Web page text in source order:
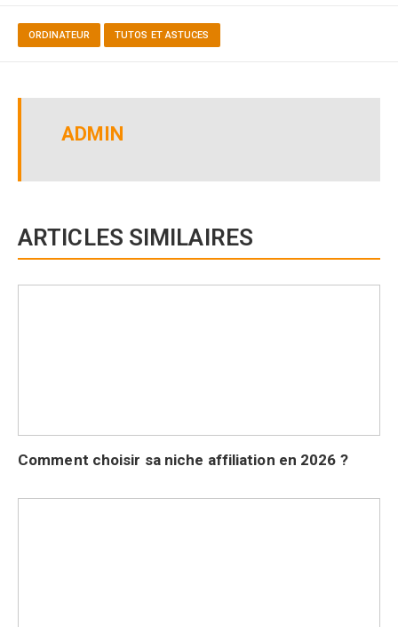
ORDINATEUR TUTOS ET ASTUCES
ADMIN
ARTICLES SIMILAIRES
Comment choisir sa niche affiliation en 2026 ?